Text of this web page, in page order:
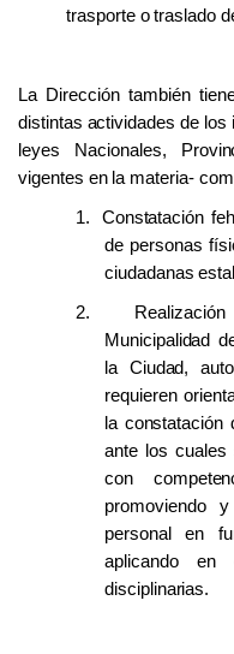
trasporte o traslado
La Dirección también
distintas actividades de los
leyes Nacionales,
vigentes en la materia-
1.
Constatación
de personas
ciudadanas
2.
Municipalidad
la Ciudad,
requieren
la constatación
ante los cuales
con
promoviendo
personal en
aplicando en
disciplinarias.